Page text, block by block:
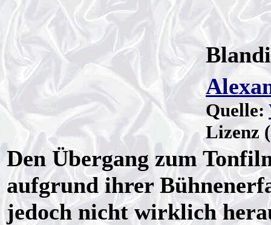
Quelle:
Lizenz (
Den Übergang zum
aufgrund ihrer
jedoch nicht wirklich